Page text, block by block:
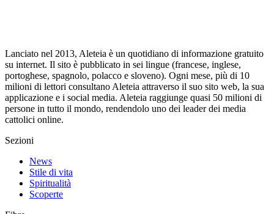
Lanciato nel 2013, Aleteia è un quotidiano di informazione gratuito
su internet. Il sito è pubblicato in sei lingue (francese, inglese,
portoghese, spagnolo, polacco e sloveno). Ogni mese, più di 10
milioni di lettori consultano Aleteia attraverso il suo sito web, la sua
applicazione e i social media. Aleteia raggiunge quasi 50 milioni di
persone in tutto il mondo, rendendolo uno dei leader dei media
cattolici online.
Sezioni
News
Stile di vita
Spiritualità
Scoperte